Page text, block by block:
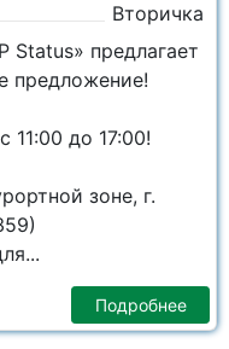
Вторичка
Status» предлагает
предложение!
до 17:00!
зоне, г.
Подробнее